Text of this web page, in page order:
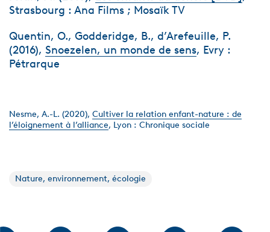
Strasbourg : Ana Films ; Mosaïk TV
Quentin, O., Godderidge, B., d’Arefeuille, P.
(2016), Snoezelen, un monde de sens, Evry :
Pétrarque
Nesme, A.-L. (2020), Cultiver la relation enfant-nature : de
l’éloignement à l’alliance, Lyon : Chronique sociale
Nature, environnement, écologie